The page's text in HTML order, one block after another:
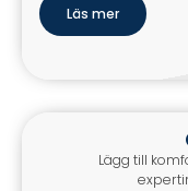
Läs mer
Lägg till